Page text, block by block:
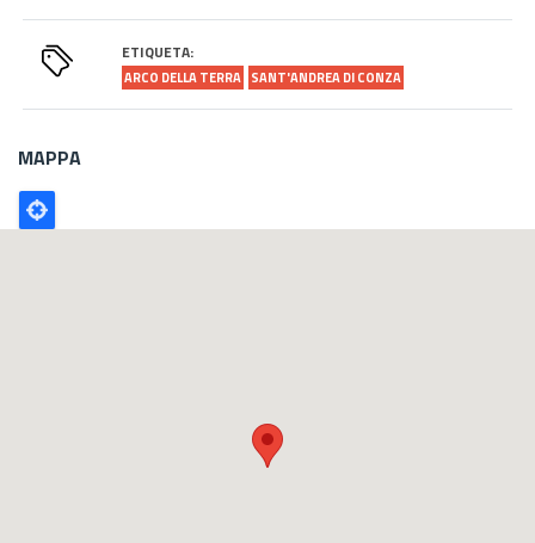
ETIQUETA:
ARCO DELLA TERRA SANT'ANDREA DI CONZA
MAPPA
Poligono
GEO